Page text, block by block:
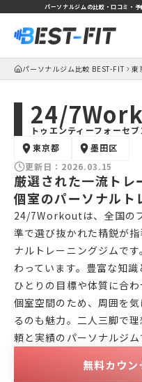
パーソナルジムの比較・口コミ・
パーソナルジム比較 BEST-FIT 東
24/
トゥエンティーフォーセ
東京都
墨田区
更新日： 2026.03.15
厳選された一流トレ
個室のパーソナルト
24/7Workoutは、全国の
準で選び抜かれた精鋭が
ナルトレーニングジムで
わっています。豊富な知
ひとりの目標や体質に合
個室空間のため、周囲を
るのも魅力。二人三脚で
頼と実績のパーソナルジム
無料カウ